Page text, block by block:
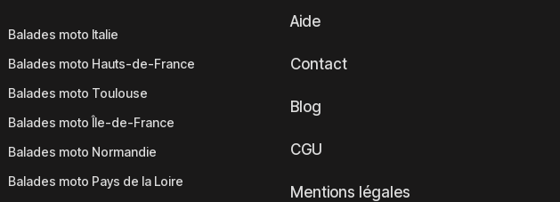
Balades moto Italie
Balades moto Hauts-de-France
Balades moto Toulouse
Balades moto Île-de-France
Balades moto Normandie
Balades moto Pays de la Loire
Aide
Contact
Blog
CGU
Mentions légales